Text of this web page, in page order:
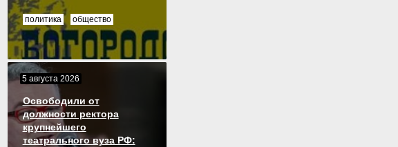
политика общество
5 августа 2026
Освободили от
должности ректора
крупнейшего
театрального вуза РФ: